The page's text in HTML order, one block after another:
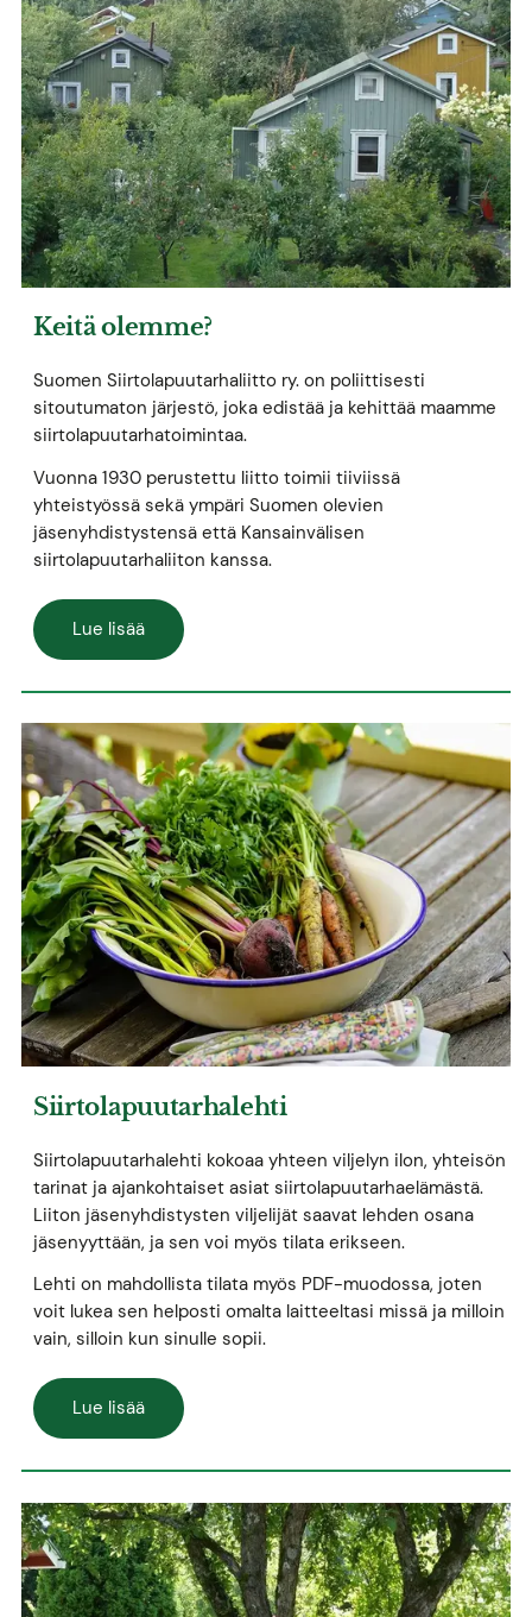
Keitä olemme?
Suomen Siirtolapuutarhaliitto ry. on poliittisesti
sitoutumaton järjestö, joka edistää ja kehittää maamme
siirtolapuutarhatoimintaa.
Vuonna 1930 perustettu liitto toimii tiiviissä
yhteistyössä sekä ympäri Suomen olevien
jäsenyhdistystensä että Kansainvälisen
siirtolapuutarhaliiton kanssa.
Lue lisää
Siirtolapuutarhalehti
Siirtolapuutarhalehti kokoaa yhteen viljelyn ilon, yhteisön
tarinat ja ajankohtaiset asiat siirtolapuutarhaelämästä.
Liiton jäsenyhdistysten viljelijät saavat lehden osana
jäsenyyttään, ja sen voi myös tilata erikseen.
Lehti on mahdollista tilata myös PDF-muodossa, joten
voit lukea sen helposti omalta laitteeltasi missä ja milloin
vain, silloin kun sinulle sopii.
Lue lisää